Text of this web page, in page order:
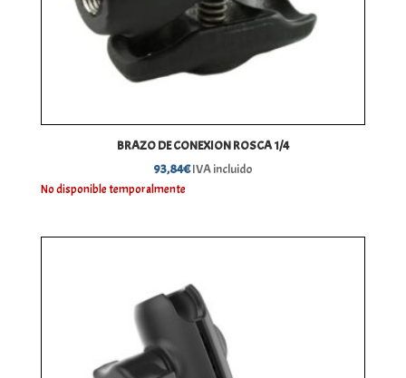
BRAZO DE CONEXION ROSCA 1/4
93,84€IVA incluido
No disponible temporalmente